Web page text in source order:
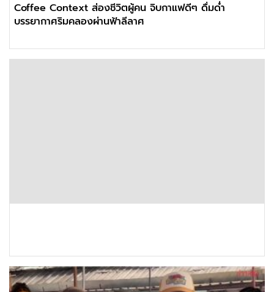
Coffee Context ส่องชีวิตผู้คน จิบกาแฟดีๆ ดื่มด่ำ
บรรยากาศริมคลองผ่านฟ้าลีลาศ